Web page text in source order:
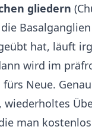
gliedern
hat, läuft
wird im
Neue.
wiederholtes
man